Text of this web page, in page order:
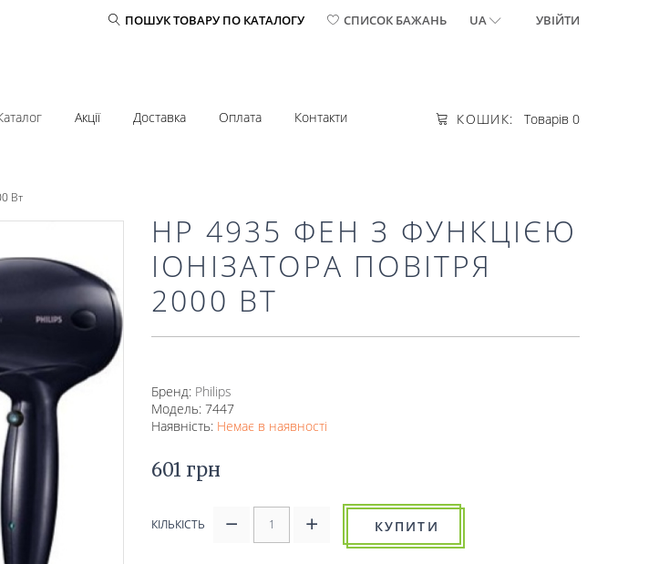
ПОШУК ТОВАРУ ПО КАТАЛОГУ СПИСОК БАЖАНЬ UA УВІЙТИ
КОШИК: Товарів 0
Акції Доставка Оплата Контакти
Вт
HP 4935 ФЕН З ФУНКЦІЄЮ
ІОНІЗАТОРА ПОВІТРЯ
2000 ВТ
Бренд: Philips
Модель: 7447
Наявність: Немає в наявності
601 грн
КІЛЬКІСТЬ КУПИТИ